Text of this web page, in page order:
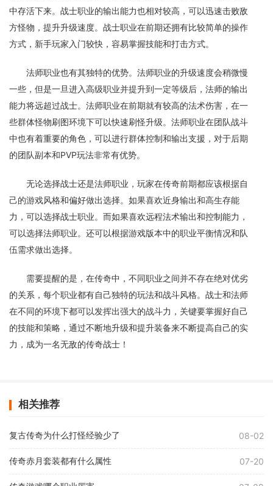
中存活下来。战士职业的输出能力也相对较高，可以迅速击败敌
方怪物，提升升级速度。战士职业在前期还拥有比较简单的操作
方式，新手玩家入门较快，容易掌握技能和打击方式。
法师职业也有其独特的优势。法师职业的升级速度会稍微慢
一些，但是一旦进入高级职业并提升到一定等级后，法师的输出
能力将远超过战士。法师职业在前期就有较高的法术伤害，在一
些群体怪物刷图环境下可以快速刷怪升级。法师职业在团队战斗
中也有着重要的角色，可以进行群体控制和输出支援，对于后期
的团队副本和PVP玩法非常有优势。
无论选择战士还是法师职业，玩家在传奇前期都应该根据自
己的游戏风格和偏好做出选择。如果喜欢近身输出和高生存能
力，可以选择战士职业。而如果喜欢远程法术输出和控制能力，
可以选择法师职业。还可以根据游戏版本中的职业平衡情况和队
伍需求做出选择。
需要提醒的是，在传奇中，不同职业之间并不存在绝对优劣
的关系，每个职业都有自己独特的玩法和战斗风格。战士和法师
在不同的环境下都可以发挥出强大的战斗力，关键要掌握好自己
的技能和策略，通过不断地升级和提升装备来不断提高自己的实
力，成为一名无敌的传奇战士！
相关推荐
复古传奇为什么打怪经验少了 08-02
传奇赤月套装都有什么属性 07-20